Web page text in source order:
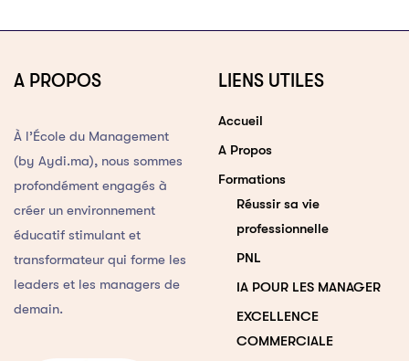
A PROPOS
À l’École du Management
(by Aydi.ma), nous sommes
profondément engagés à
créer un environnement
éducatif stimulant et
transformateur qui forme les
leaders et les managers de
demain.
LIENS UTILES
Accueil
A Propos
Formations
Réussir sa vie
professionnelle
PNL
IA POUR LES MANAGER
EXCELLENCE
COMMERCIALE